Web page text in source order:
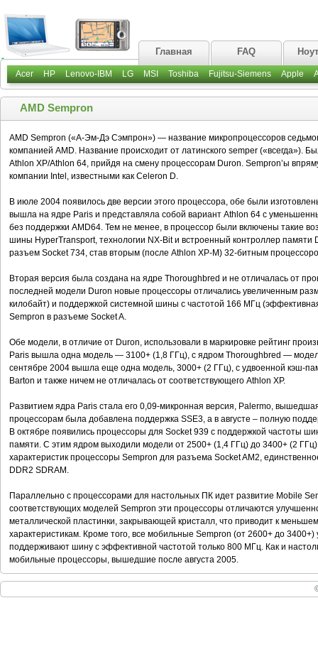
Главная FAQ
Acer HP Lenovo-IBM LG MSI Toshiba Fujitsu-Siemens Apple
AMD Sempron
AMD Sempron («А-Эм-Дэ Сэмпрон») — название микропроцессоров
компанией AMD. Название происходит от латинского semper («всегда»).
Athlon XP/Athlon 64, прийдя на смену процессорам Duron. Sempron’ы
компании Intel, известными как Celeron D.
В июле 2004 появилось две версии этого процессора, обе были
вышла на ядре Paris и представляла собой вариант Athlon 64 с
без поддержки AMD64. Тем не менее, в процессор были включены такие
шины HyperTransport, технологии NX-Bit и встроенный контроллер памяти
разъем Socket 734, став вторым (после Athlon XP-M) 32-битным
Вторая версия была создана на ядре Thoroughbred и не отличалась от
последней модели Duron новые процессоры отличались увеличенным
килобайт) и поддержкой системной шины с частотой 166 МГц
Sempron в разъеме Socket A.
Обе модели, в отличие от Duron, использовали в маркировке рейтинг
Paris вышла одна модель — 3100+ (1,8 ГГц), с ядром Thoroughbred —
сентябре 2004 вышла еще одна модель, 3000+ (2 ГГц), с удвоенной кэш-
Barton и также ничем не отличалась от соответствующего Athlon XP.
Развитием ядра Paris стала его 0,09-микронная версия, Palermo,
процессорам была добавлена поддержка SSE3, а в августе – полную
В октябре появились процессоры для Socket 939 с поддержкой частоты
памяти. С этим ядром выходили модели от 2500+ (1,4 ГГц) до 3400+ (2
характеристик процессоры Sempron для разъема Socket AM2,
DDR2 SDRAM.
Параллельно с процессорами для настольных ПК идет развитие Mobile
соответствующих моделей Sempron эти процессоры отличаются
металлической пластинки, закрывающей кристалл, что приводит к
характеристикам. Кроме того, все мобильные Sempron (от 2600+ до
поддерживают шину с эффективной частотой только 800 МГц. Как и
мобильные процессоры, вышедшие после августа 2005.